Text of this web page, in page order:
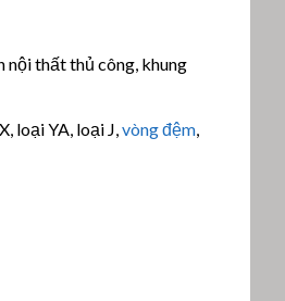
nội thất thủ công, khung
loại YA, loại J, vòng đệm,